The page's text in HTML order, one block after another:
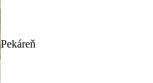
Pekáreň